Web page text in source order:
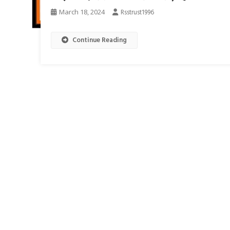
March 18, 2024 Rsstrust1996
Continue Reading